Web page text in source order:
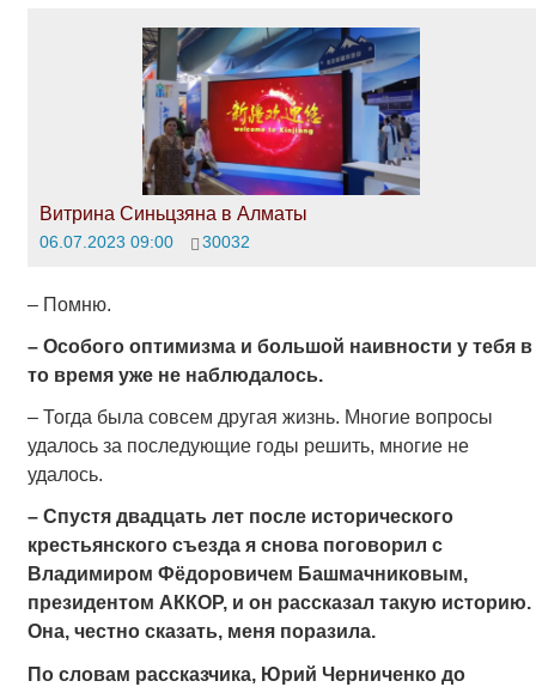
Витрина Синьцзяна в Алматы
06.07.2023 09:00 30032
– Помню.
– Особого оптимизма и большой наивности у тебя в
то время уже не наблюдалось.
– Тогда была совсем другая жизнь. Многие вопросы
удалось за последующие годы решить, многие не
удалось.
– Спустя двадцать лет после исторического
крестьянского съезда я снова поговорил с
Владимиром Фёдоровичем Башмачниковым,
президентом АККОР, и он рассказал такую историю.
Она, честно сказать, меня поразила.
По словам рассказчика, Юрий Черниченко до